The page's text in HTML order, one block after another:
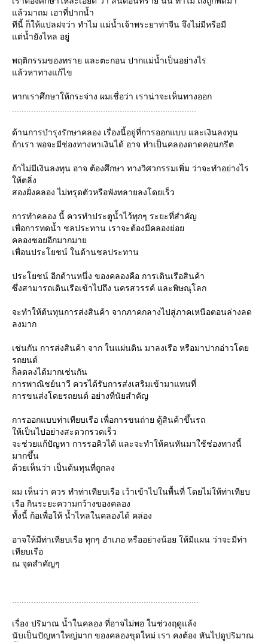
ล้วมาถม เอาที่ปากน้ำ
ทีนี้ ก็ให้แปลฝจว่า ทำไม แม่น้ำเจ้าพระยาท่าจีน จึงไม่มีหรือมี
ต่น้ำยังไหล อยู่
พฤติกรรมของทราย และตะกอน ปากแม่น้ำเป็นอย่างไร
ล้วหาทางแก้ไข
หากเราศึกษาให้กระจ่าง ผมเชื่อว่า เราน่าจะเห็นทางออก
ด้านการบำรุงรักษาคลอง เรื่องนี้อยู่ที่การออกแบบ และเงินลงทุน
ถ้าเรา พอจะมีช่องทางหาเงินได้ อาจ ทำเป็นคลองดาดคอนกรีต
ถ้าไม่มีเงินลงทุน อาจ ต้องศึกษา ทางวิศวกรรมเพิ่ม ว่าจะทำอย่างไร
ห้ตลิ่ง
สองฝั่งคลอง ไม่ทรุดตัวหรือพังทลายลงโดยเร็ว
การทำคลอง นี้ ควรทำประตูน้ำไว้ทุกๆ ระยะที่สำคัญ
เพื่อการทดน้ำ ชลประทาน เราจะต้องมีคลองย่อ
คลองซอยอีกมากมา
เพื่อนประโยชน์ ในด้านชลประทาน
ประโยชน์ อีกด้านหนึ่ง ของคลองคือ การเดินเรือสินค้า
ซึ่งสามารถเดินเรือเข้าไปถึง นครสวรรค์ และพิษณุโลก
จะทำให้ต้นทุนการส่งสินค้า จากภาคกลางไปสู่ภาคเหนือตอนล่างลด
ลงมาก
เช่นกัน การส่งสินค้า จาก ในแผ่นดิน มาลงเรือ หรือมาปากอ่าวโด
รถยนต์
ก็ลดลงได้มากเช่นกัน
การพาณิชย์นาวี ควรได้รับการส่งเสริมเข้ามาแทนที่
การขนส่งโดยรถยนต์ อย่างที่นัยสำคัญ
การออกแบบท่าเทียบเรือ เพื่อการขนถ่าย ตู้สินค้าขึ้นรถ
ห้เป็นไปอย่างสะดวกรวดเร็ว
จะช่วยแก้ปัญหา การรอคิวได้ และจะทำให้คนหันมาใช้ช่องทางนี้
มากขึ้น
ด้วยเห็นว่า เป็นต้นทุนที่ถูกลง
ผม เห็นว่า ควร ทำท่าเทียบเรือ เว้าเข้าไปในพื้นที่ โดยไม่ให้ท่าเทียบ
เรือ กินระยะความกว้างของคลอง
ทั้งนี้ ก้อเพื่อให้ น้ำไหลในคลองได้ คล่อง
อาจให้มีท่าเทียบเรือ ทุกๆ อำเภอ หรืออย่างน้อย ให้มีแผน ว่าจะมีท่า
เทียบเรือ
ณ จุดสำคัญๆ
เรื่อง ปริมาณ น้ำในคลอง ที่อาจไม่พอ ในช่วงฤดูแล้ง
นับเป็นปัญหาใหญ่มาก ของคลองขุดใหม่ เรา คงต้อง หันไปดูปริมาณ